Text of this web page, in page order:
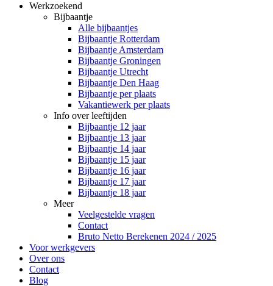
Werkzoekend
Bijbaantje
Alle bijbaantjes
Bijbaantje Rotterdam
Bijbaantje Amsterdam
Bijbaantje Groningen
Bijbaantje Utrecht
Bijbaantje Den Haag
Bijbaantje per plaats
Vakantiewerk per plaats
Info over leeftijden
Bijbaantje 12 jaar
Bijbaantje 13 jaar
Bijbaantje 14 jaar
Bijbaantje 15 jaar
Bijbaantje 16 jaar
Bijbaantje 17 jaar
Bijbaantje 18 jaar
Meer
Veelgestelde vragen
Contact
Bruto Netto Berekenen 2024 / 2025
Voor werkgevers
Over ons
Contact
Blog